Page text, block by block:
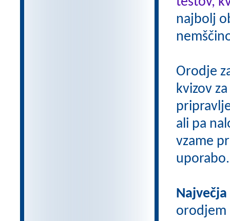
najbolj
Orodje
kvizov za
ali pa
vzame
uporabo.
orodjem